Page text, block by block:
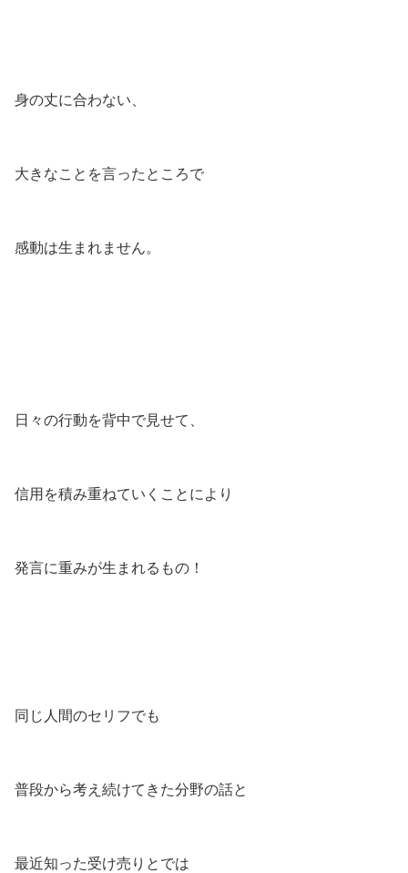
身の丈に合わない、
大きなことを言ったところで
感動は生まれません。
日々の行動を背中で見せて、
信用を積み重ねていくことにより
発言に重みが生まれるもの！
同じ人間のセリフでも
普段から考え続けてきた分野の話と
最近知った受け売りとでは